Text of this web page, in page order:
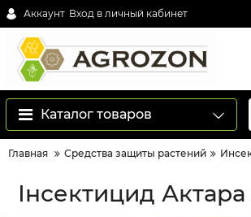
Аккаунт Вход в личный кабинет
Каталог товаров
Главная Средства защиты растений
Інсектицид